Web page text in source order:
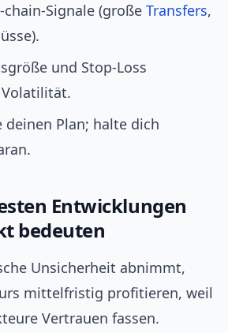
(große Transfers,
und Stop‑Loss
Plan; halte dich
Entwicklungen
bedeuten
Unsicherheit abnimmt,
mittelfristig profitieren, weil
Vertrauen fassen.